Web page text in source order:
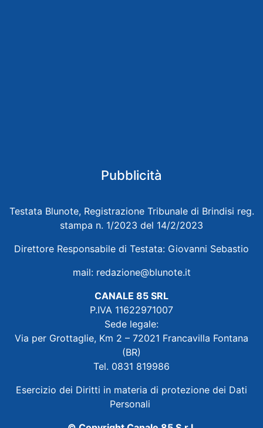
Pubblicità
Testata Blunote, Registrazione Tribunale di Brindisi reg.
stampa n. 1/2023 del 14/2/2023
Direttore Responsabile di Testata: Giovanni Sebastio
mail: redazione@blunote.it
CANALE 85 SRL
P.IVA 11622971007
Sede legale:
Via per Grottaglie, Km 2 – 72021 Francavilla Fontana
(BR)
Tel. 0831 819986
Esercizio dei Diritti in materia di protezione dei Dati
Personali